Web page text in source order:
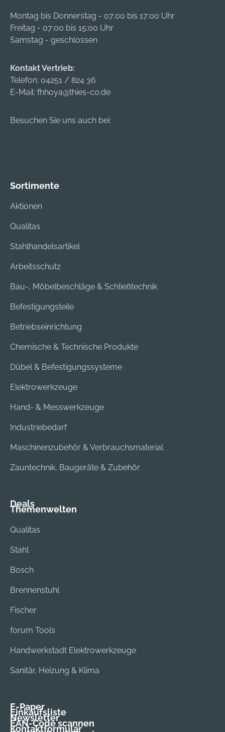
Montag bis Donnerstag - 07:00 bis 17:00 Uhr
Freitag - 07:00 bis 15:00 Uhr
Samstag - geschlossen
Kontakt Vertrieb:
Telefon: 04251 / 824 36
E-Mail: fhhoya@thies-co.de
Besuchen Sie uns auch bei:
Sortimente
Aktionen
Qualitas
Stahlhandelsartikel
Arbeitsschutz
Bau-, Möbelbeschläge & Schließtechnik
Befestigungsteile
Betriebseinrichtung
Chemische & Technische Produkte
Dübel & Befestigungssysteme
Elektrowerkzeuge
Hand- & Messwerkzeuge
Industriebedarf
Maschinenzubehör & Verbrauchsmaterial
Zauntechnik, Baugeräte & Zubehör
Deals
Themenwelten
Qualitas
Stahl
Bosch
Brennenstuhl
Fischer
forum Tools
Handwerkstadt Elektrowerkzeuge
Sanitär, Heizung & Klima
E-Paper
Einkaufsliste
Newsletter
EAN-Code scannen
Kontaktformular